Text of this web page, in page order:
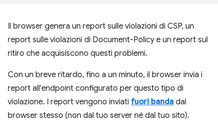
Il browser genera un report sulle violazioni di CSP, un
report sulle violazioni di Document-Policy e un report sul
ritiro che acquisiscono questi problemi.
Con un breve ritardo, fino a un minuto, il browser invia i
report all'endpoint configurato per questo tipo di
violazione. I report vengono inviati fuori banda dal
browser stesso (non dal tuo server né dal tuo sito).